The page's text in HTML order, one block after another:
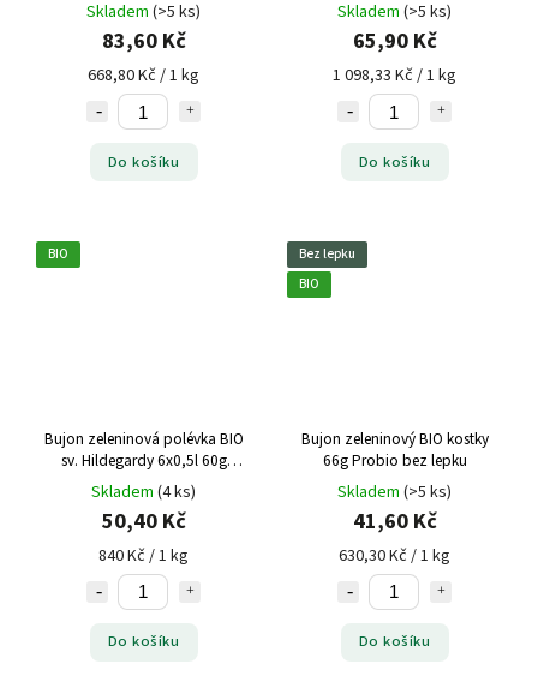
Skladem (>5 ks)
83,60 Kč
668,80 Kč / 1 kg
Do košíku
Skladem (>5 ks)
65,90 Kč
1 098,33 Kč / 1 kg
Do košíku
BIO
Bujon zeleninová polévka BIO
sv. Hildegardy 6x0,5l 60g
Sonnentor
Skladem (4 ks)
50,40 Kč
840 Kč / 1 kg
Do košíku
Bez lepku
BIO
Bujon zeleninový BIO kostky
66g Probio bez lepku
Skladem (>5 ks)
41,60 Kč
630,30 Kč / 1 kg
Do košíku